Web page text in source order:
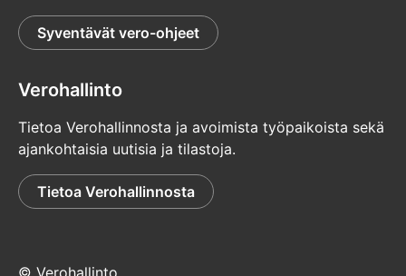
Syventävät vero-ohjeet
Verohallinto
Tietoa Verohallinnosta ja avoimista työpaikoista sekä
ajankohtaisia uutisia ja tilastoja.
Tietoa Verohallinnosta